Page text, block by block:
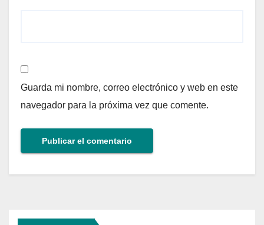
Guarda mi nombre, correo electrónico y web en este
navegador para la próxima vez que comente.